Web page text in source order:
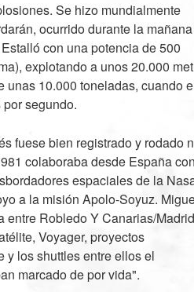
Se hizo mundialmente
ocurrido durante la
con una potencia de 500
explotando a unos 20.000
unas 10.000 toneladas, cuando
segundo.
fuese bien registrado y rodado
colaboraba desde España
espaciales de la
a la misión Apolo-Soyuz.
entre Robledo Y Canarias/Madrid
Voyager, proyectos
y los shuttles entre ellos el
marcado de por vida".